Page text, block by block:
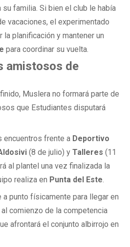
familia. Si bien el club le había
vacaciones, el experimentado
la planificación y mantener un
para coordinar su vuelta.
amistosos de
Muslera no formará parte de
que Estudiantes disputará
encuentros frente a Deportivo
(8 de julio) y Talleres (11
al plantel una vez finalizada la
realiza en Punta del Este.
punto físicamente para llegar en
comienzo de la competencia
afrontará el conjunto albirrojo en